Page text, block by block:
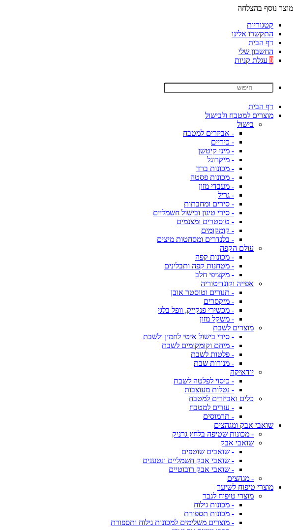
מוצר נוסף בהצלחה
קטגוריות
התקשרו אלינו
דף הבית
החשבון שלי
0 עגלת קניות
דף הבית
מוצרים למטבח ולבישול
בישול
- אביזרים למטבח
- כיריים
- מיני קיטשן
- מיקרוגל
- מכונות ברד
- מכונות פסטה
- מעבדי מזון
- גריל
- סירים ומחבתות
- סירי טיגון ובישול חשמליים
- טוסטרים ומצנמים
- קומקומים
- בלנדרים ומסחטות מיצים
עולם הקפה
- מכונות קפה
- מטחנות קפה ותבלינים
- מקציפי חלב
אפייה וקונדיטוריה
- תנורים וטוסטר אובן
- מיקסרים
- מכשירי פנקייק, וופל בלגי
- משקל מזון
מוצרים לשבת
- סירי בישול איטי לחמין ולשבת
- מיחם וקומקומים לשבת
- פלטות לשבת
- מנורות שבת
יודאיקה
- כיסוי לפלטה לשבת
- נטלות מעוצבות
כלים ואביזרים למטבח
- עזרים למטבח
- תרמוסים
שואבי אבק ומגהצים
- מכונות שטיפה בלחץ גרניק
שואבי אבק
- שואבים שוטפים
- שואבי אבק חשמליים ונטענים
- שואבי אבק רובוטיים
- מגהצים
מוצרי טיפוח לשיער
מוצרי טיפוח לגבר
- מכונות גילוח
- מכונות תספורת
- מוצרים משלימים למכונות גילוח ותספורת